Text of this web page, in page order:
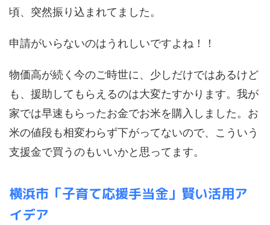
頃、突然振り込まれてました。
申請がいらないのはうれしいですよね！！
物価高が続く今のご時世に、少しだけではあるけど
も、援助してもらえるのは大変たすかります。我が
家では早速もらったお金でお米を購入しました。お
米の値段も相変わらず下がってないので、こういう
支援金で買うのもいいかと思ってます。
横浜市「子育て応援手当金」賢い活用ア
イデア